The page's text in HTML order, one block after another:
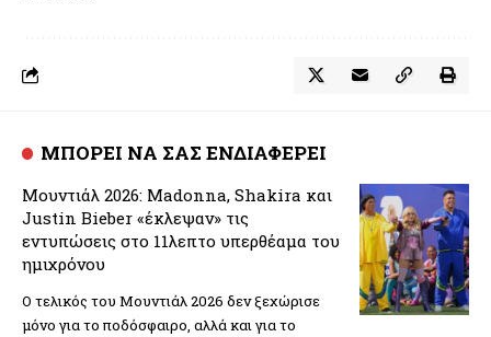
ΜΠΟΡΕΙ ΝΑ ΣΑΣ ΕΝΔΙΑΦΕΡΕΙ
Μουντιάλ 2026: Madonna, Shakira και
Justin Bieber «έκλεψαν» τις
εντυπώσεις στο 11λεπτο υπερθέαμα του
ημιχρόνου
Ο τελικός του Μουντιάλ 2026 δεν ξεχώρισε
μόνο για το ποδόσφαιρο, αλλά και για το